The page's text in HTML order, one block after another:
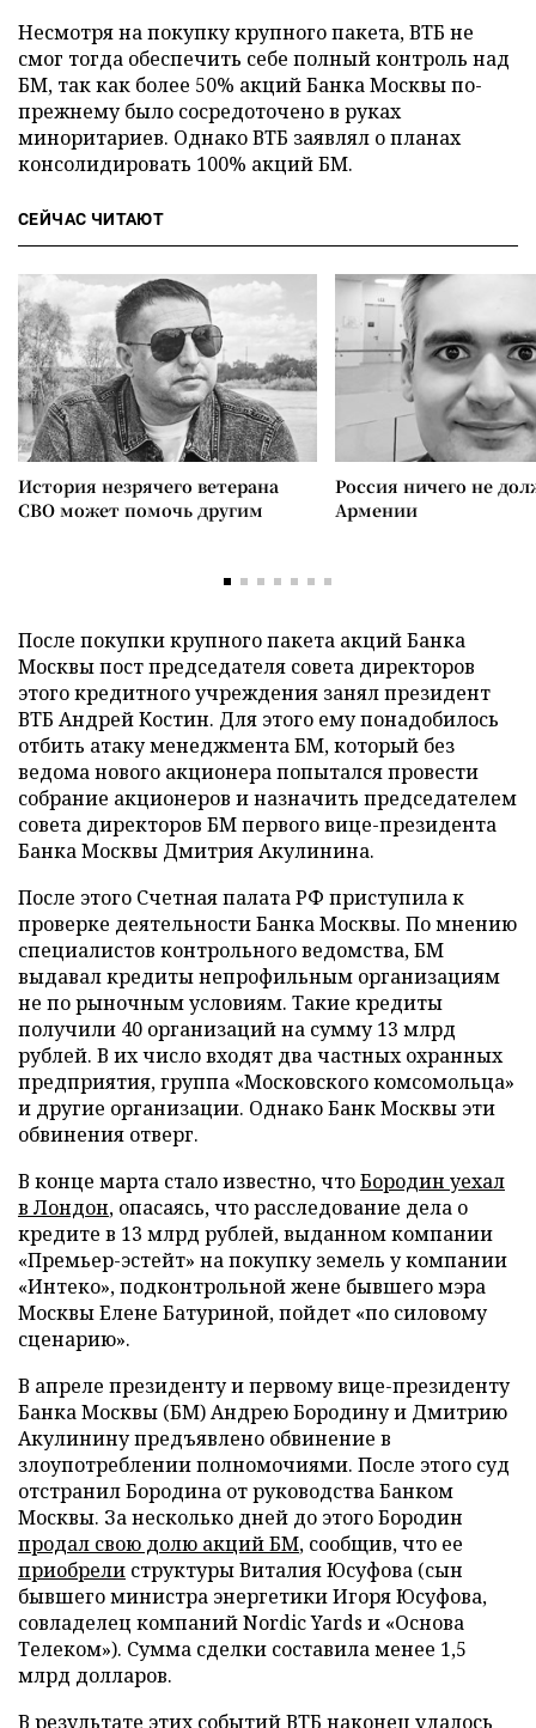
Несмотря на покупку крупного пакета, ВТБ не
смог тогда обеспечить себе полный контроль над
БМ, так как более 50% акций Банка Москвы по-
прежнему было сосредоточено в руках
миноритариев. Однако ВТБ заявлял о планах
консолидировать 100% акций БМ.
СЕЙЧАС ЧИТАЮТ
История незрячего ветерана
СВО может помочь другим
Россия ничего не
Армении
После покупки крупного пакета акций Банка
Москвы пост председателя совета директоров
этого кредитного учреждения занял президент
ВТБ Андрей Костин. Для этого ему понадобилось
отбить атаку менеджмента БМ, который без
ведома нового акционера попытался провести
собрание акционеров и назначить председателем
совета директоров БМ первого вице-президента
Банка Москвы Дмитрия Акулинина.
После этого Счетная палата РФ приступила к
проверке деятельности Банка Москвы. По мнению
специалистов контрольного ведомства, БМ
выдавал кредиты непрофильным организациям
не по рыночным условиям. Такие кредиты
получили 40 организаций на сумму 13 млрд
рублей. В их число входят два частных охранных
предприятия, группа «Московского комсомольца»
и другие организации. Однако Банк Москвы эти
обвинения отверг.
В конце марта стало известно, чтоБородин уехал
в Лондон, опасаясь, что расследование дела о
кредите в 13 млрд рублей, выданном компании
«Премьер-эстейт» на покупку земель у компании
«Интеко», подконтрольной жене бывшего мэра
Москвы Елене Батуриной, пойдет «по силовому
сценарию».
В апреле президенту и первому вице-президенту
Банка Москвы (БМ) Андрею Бородину и Дмитрию
Акулинину предъявлено обвинение в
злоупотреблении полномочиями. После этого суд
отстранил Бородина от руководства Банком
Москвы. За несколько дней до этого Бородин
продал свою долю акций БМ, сообщив, что ее
приобрели структуры Виталия Юсуфова (сын
бывшего министра энергетики Игоря Юсуфова,
совладелец компаний Nordic Yards и «Основа
Телеком»). Сумма сделки составила менее 1,5
млрд долларов.
В результате этих событий ВТБ наконец удалось